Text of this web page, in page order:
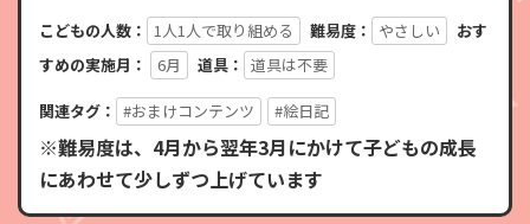
こどもの人数： 1人1人で取り組める 難易度： やさしい
おす
すめの実施月：
6月 道具： 道具は不要
関連タグ： #おまけコンテンツ #絵日記
※難易度は、4月から翌年3月にかけて子どもの成長
にあわせて少しずつ上げています